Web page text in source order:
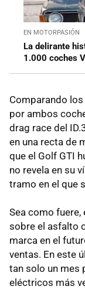
EN MOTORPASIÓN
La delirante
1.000 coches
Comparando
por ambos
drag race del
en una recta de
que el Golf GTI
no revela en su
tramo en el que
Sea como fuere,
sobre el asfalto
marca en el
ventas. En este
tan solo un mes
eléctricos más